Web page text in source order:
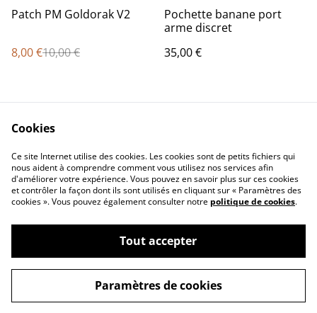
%
Patch PM Goldorak V2
8,00 €10,00 €
Pochette banane port
arme discret
35,00 €
Contact Us
Legal Terms
Privacy Policy
Cookie Policy
©2026Concept Design Store
powered by
Cookies
Ce site Internet utilise des cookies. Les cookies sont de petits fichiers qui
nous aident à comprendre comment vous utilisez nos services afin
d'améliorer votre expérience. Vous pouvez en savoir plus sur ces cookies
et contrôler la façon dont ils sont utilisés en cliquant sur « Paramètres des
cookies ». Vous pouvez également consulter notre politique de cookies.
Tout accepter
Paramètres de cookies